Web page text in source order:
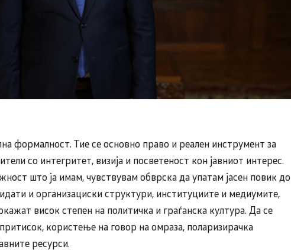
формалност. Тие се основно право и реален инструмент за
со интегритет, визија и посветеност кон јавниот интерес.
што ја имам, чувствувам обврска да упатам јасен повик до
и организациски структури, институциите и медиумите,
висок степен на политичка и граѓанска култура. Да се
користење на говор на омраза, поларизирачка
ресурси.